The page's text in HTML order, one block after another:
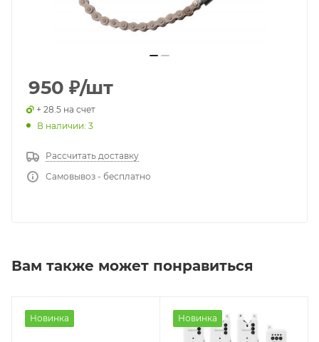
950 ₽/шт
+ 28.5 на счет
В наличии: 3
Рассчитать доставку
Самовывоз - бесплатно
Вам также может понравиться
Новинка Новинка